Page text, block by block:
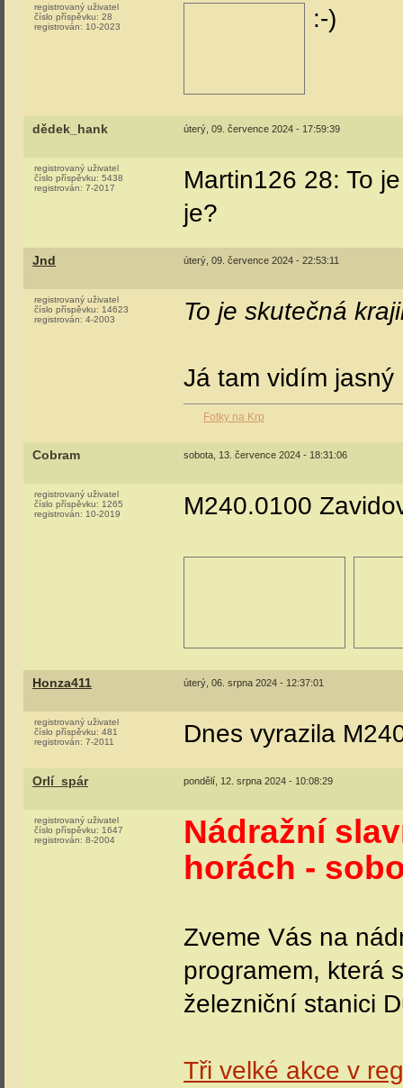
registrovaný uživatel
číslo příspěvku: 28
registrován: 10-2023 :-)
dědek_hank úterý, 09. července 2024 - 17:59:39
registrovaný uživatel
číslo příspěvku: 5438
registrován: 7-2017
Martin126 28: To
je?
Jnd úterý, 09. července 2024 - 22:53:11
registrovaný uživatel
číslo příspěvku: 14623
registrován: 4-2003 To je skutečná
Já tam vidím
Fotky na Krp
Cobram sobota, 13. července 2024 - 18:31:06
registrovaný uživatel
číslo příspěvku: 1265
registrován: 10-2019 M240.0100
Honza411 úterý, 06. srpna 2024 - 12:37:01
registrovaný uživatel
číslo příspěvku: 481
registrován: 7-2011 Dnes vyrazila
Orlí_spár pondělí, 12. srpna 2024 - 10:08:29
registrovaný uživatel
číslo příspěvku: 1647
registrován: 8-2004
Nádražní
horách -
Zveme Vás na
programem, která
železniční stanici
Tři velké akce v